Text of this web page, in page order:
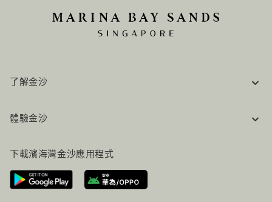
了解金沙
工作機會
聯絡我們
體驗金沙
行程規劃
路線指引
服務設施
下載濱海灣金沙應用程式